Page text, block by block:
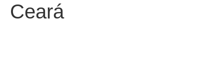
Ceará